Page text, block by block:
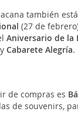
también
(27 de
Aniversario de la
Cabarete Alegría.
de compras es
de souvenirs,